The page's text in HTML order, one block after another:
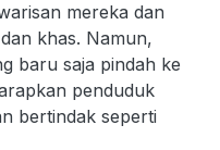
mereka dan
khas. Namun,
baru saja pindah ke
penduduk
bertindak seperti